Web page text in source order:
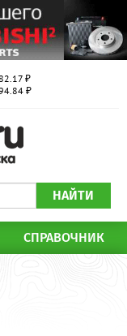
₽
₽
НАЙТИ
СПРАВОЧНИК